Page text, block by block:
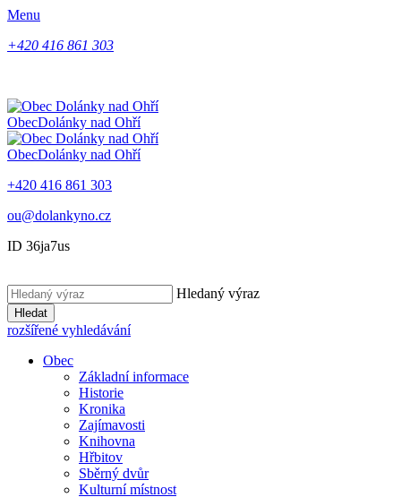
Menu
+420 416 861 303
ObecDolánky nad Ohří
ObecDolánky nad Ohří
+420 416 861 303
ou@dolankyno.cz
ID 36ja7us
Hledaný výraz
Hledat
rozšířené vyhledávání
Obec
Základní informace
Historie
Kronika
Zajímavosti
Knihovna
Hřbitov
Sběrný dvůr
Kulturní místnost